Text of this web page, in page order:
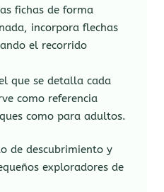
fichas de forma
incorpora flechas
el recorrido
que se detalla cada
como referencia
como para adultos.
de descubrimiento y
exploradores de